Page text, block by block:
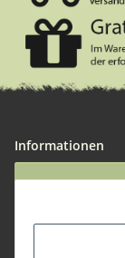
Informationen